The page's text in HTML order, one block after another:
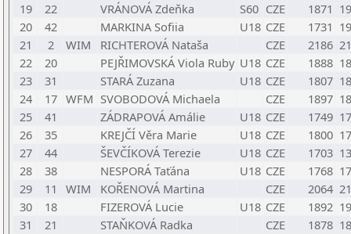
19
22 VRÁNOVÁ Zdeňka S60 CZE 1871
20
42 MARKINA Sofiia U18 CZE 1731
21
2 WIM RICHTEROVÁ Nataša CZE 2186
22
20 PEJŘIMOVSKÁ Viola Ruby U18 CZE 1888
23
31 STARÁ Zuzana U18 CZE 1807
24
17 WFM SVOBODOVÁ Michaela CZE 1897
25
41 ZÁDRAPOVÁ Amálie U18 CZE 1749
26
35 KREJČÍ Věra Marie U18 CZE 1800
27
44 ŠEVČÍKOVÁ Terezie U18 CZE 1703
28
38 NESPORÁ Taťána U18 CZE 1768
29
11 WIM KOŘENOVÁ Martina CZE 2064
30
18 FIZEROVÁ Lucie U18 CZE 1892
31
21 STAŇKOVÁ Radka CZE 1878